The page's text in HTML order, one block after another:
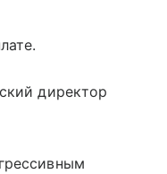
директор